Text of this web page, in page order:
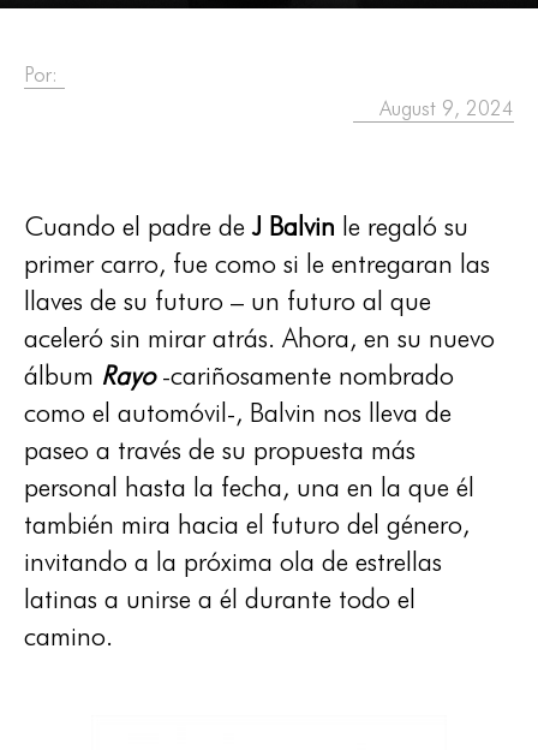
Por:
August 9, 2024
Cuando el padre de J Balvin le regaló su
primer carro, fue como si le entregaran las
llaves de su futuro – un futuro al que
aceleró sin mirar atrás. Ahora, en su nuevo
álbum Rayo-cariñosamente nombrado
como el automóvil-, Balvin nos lleva de
paseo a través de su propuesta más
personal hasta la fecha, una en la que él
también mira hacia el futuro del género,
invitando a la próxima ola de estrellas
latinas a unirse a él durante todo el
camino.